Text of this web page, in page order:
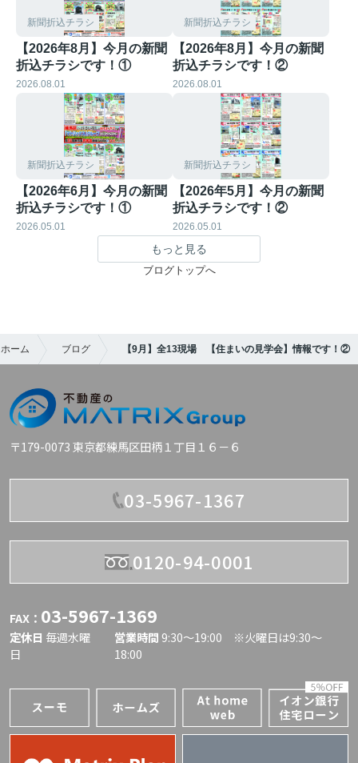
新聞折込チラシ
【2026年8月】今月の新聞
折込チラシです！①
2026.08.01
新聞折込チラシ
【2026年8月】今月の新聞
折込チラシです！②
2026.08.01
新聞折込チラシ
【2026年6月】今月の新聞
折込チラシです！①
2026.05.01
新聞折込チラシ
【2026年5月】今月の新聞
折込チラシです！②
2026.05.01
もっと見る
ブログトップへ
ーム ブログ 【9月】全13現場 【住まいの見学会】情報です！②
〒179-0073 東京都練馬区田柄１丁目１６－６
03-5967-1367
0120-94-0001
FAX： 03-5967-1369
定休日 毎週水曜
日
営業時間 9:30〜19:00 ※火曜日は9:30～
18:00